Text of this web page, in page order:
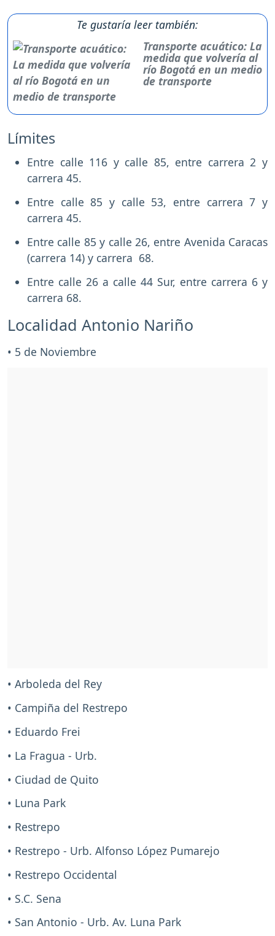
Te gustaría leer también:
Transporte acuático: La
medida que volvería al
río Bogotá en un medio
de transporte
Límites
Entre calle 116 y calle 85, entre carrera 2 y
carrera 45.
Entre calle 85 y calle 53, entre carrera 7 y
carrera 45.
Entre calle 85 y calle 26, entre Avenida Caracas
(carrera 14) y carrera 68.
Entre calle 26 a calle 44 Sur, entre carrera 6 y
carrera 68.
Localidad Antonio Nariño
• 5 de Noviembre
• Arboleda del Rey
• Campiña del Restrepo
• Eduardo Frei
• La Fragua - Urb.
• Ciudad de Quito
• Luna Park
• Restrepo
• Restrepo - Urb. Alfonso López Pumarejo
• Restrepo Occidental
• S.C. Sena
• San Antonio - Urb. Av. Luna Park